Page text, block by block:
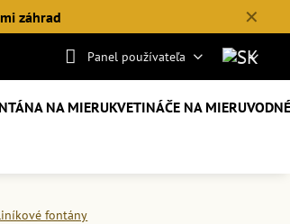
✕
záhrad
Panel používateľa
NA MIERUKVETINÁČE NA MIERU
fontány